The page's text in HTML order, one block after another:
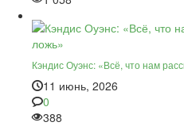
Кэндис Оуэнс: «Всё, что нам
11 июнь, 2026
0
388